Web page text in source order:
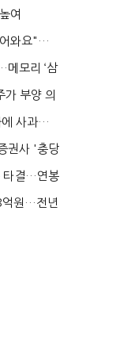
여
와요"…
메모리 ‘삼
가 부양 의
에 사과…
권사 '충당
타결…연봉
억원…전년